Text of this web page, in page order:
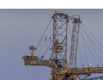
sport
wahrheit